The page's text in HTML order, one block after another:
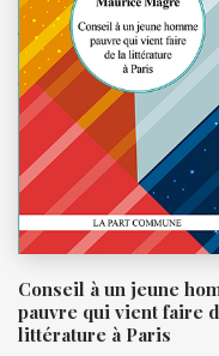
Conseil à un jeune
pauvre qui vient faire
littérature à Paris